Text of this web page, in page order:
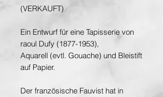
(VERKAUFT)
Ein Entwurf für eine Tapisserie von
raoul Dufy (1877-1953),
Aquarell (evtl. Gouache) und Bleistift
auf Papier.
Der französische Fauvist hat in